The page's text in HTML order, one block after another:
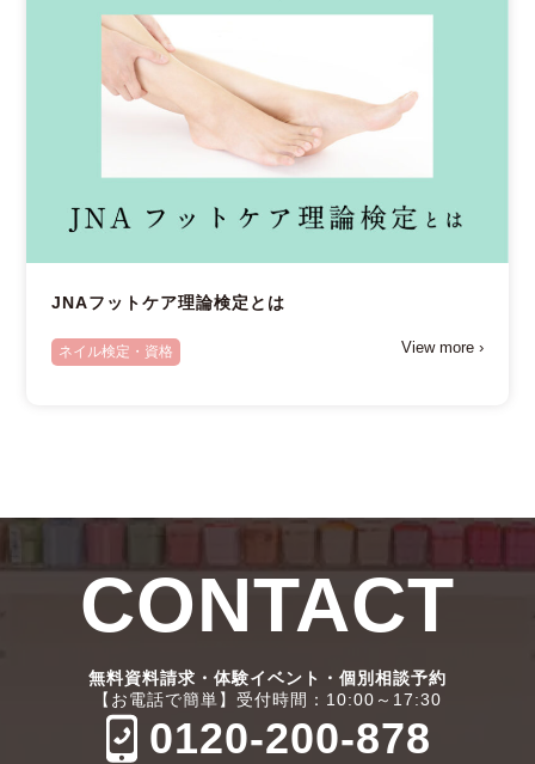
JNAフットケア理論検定とは
ネイル検定・資格 View more ›
CONTACT
無料資料請求・体験イベント・個別相談予約
【お電話で簡単】受付時間：10:00～17:30
0120-200-878